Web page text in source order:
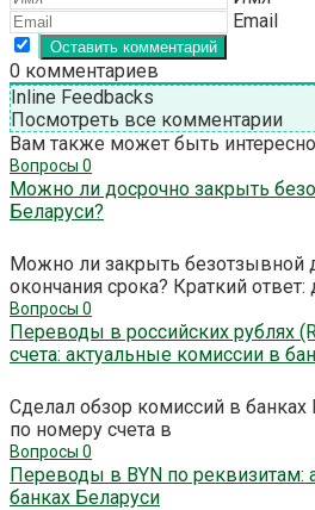
Email
0 комментариев
Inline Feedbacks
Посмотреть все комментарии
Вам также может быть интересно
Вопросы 0
Можно ли досрочно закрыть
Беларуси?
Можно ли закрыть безотзывной
окончания срока? Краткий
Вопросы 0
Переводы в российских рублях
счета: актуальные комиссии в
Сделал обзор комиссий в
по номеру счета в
Вопросы 0
Переводы в BYN по реквизитам:
банках Беларуси